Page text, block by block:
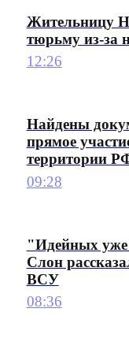
Жительницу
тюрьму из-за
12:26
Найдены
прямое
территории
09:28
"Идейных уже
Слон
ВСУ
08:36